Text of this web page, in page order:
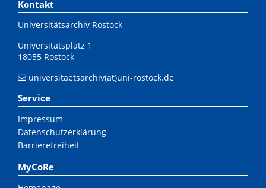
Kontakt
Universitätsarchiv Rostock
Universitätsplatz 1
18055 Rostock
universitaetsarchiv(at)uni-rostock.de
Service
Impressum
Datenschutzerklärung
Barrierefreiheit
MyCoRe